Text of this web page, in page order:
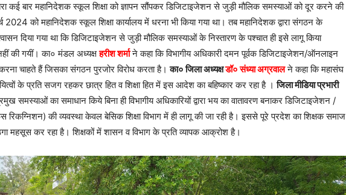
कई बार महानिदेशक स्कूल शिक्षा को ज्ञापन सौंपकर डिजिटाइजेशन से जुड़ी मौलिक समस्याओं को दूर करने की
2024 को महानिदेशक स्कूल शिक्षा कार्यालय में धरना भी किया गया था। तब महानिदेशक द्वारा संगठन के
दिया गया था कि डिजिटाइजेशन से जुड़ी मौलिक समस्याओं के निस्तारण के पश्चात ही इसे लागू किया
की गयीं। का० मंडल अध्यक्षहरीश शर्माने कहा कि विभागीय अधिकारी दमन पूर्वक डिजिटाइजेशन/ऑनलाइन
चाहते हैं जिसका संगठन पुरजोर विरोध करता है।का० जिला अध्यक्षडॉ० संध्या अग्रवालने कहा कि महासंघ
के प्रति सजग रहकर छात्र हित व शिक्षा हित में इस आदेश का बहिष्कार कर रहा है ।जिला मीडिया प्रभारी
समस्याओं का समाधान किये बिना ही विभागीय अधिकारियों द्वारा भय का वातावरण बनाकर डिजिटाइजेशन /
की व्यवस्था केवल बेसिक शिक्षा विभाग में ही लागू की जा रही है। इससे पूरे प्रदेश का शिक्षक समाज
महसूस कर रहा है। शिक्षकों में शासन व विभाग के प्रति व्यापक आक्रोश है।